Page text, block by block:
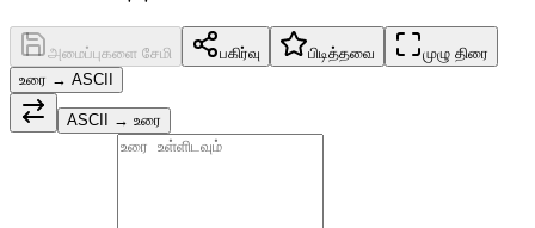
அமைப்புகளை சேமி பகிர்வு பிடித்தவை
முழு திரை
உரை → ASCII
ASCII → உரை